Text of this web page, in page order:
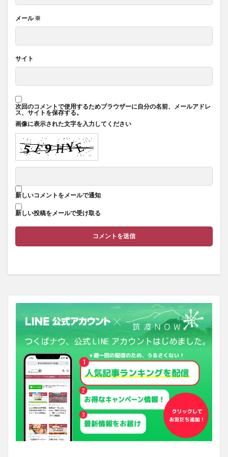
メール※
サイト
次回のコメントで使用するためブラウザーに自分の名前、メールアドレ
ス、サイトを保存する。
画像に表示された文字を入力してください
新しいコメントをメールで通知
新しい投稿をメールで受け取る